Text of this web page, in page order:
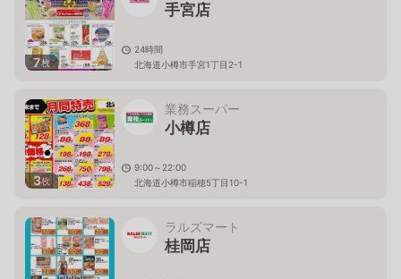
7枚
手宮店
24時間
北海道小樽市手宮1丁目2-1
3枚
業務スーパー
小樽店
9:00～22:00
北海道小樽市稲穂5丁目10-1
ラルズマート
桂岡店